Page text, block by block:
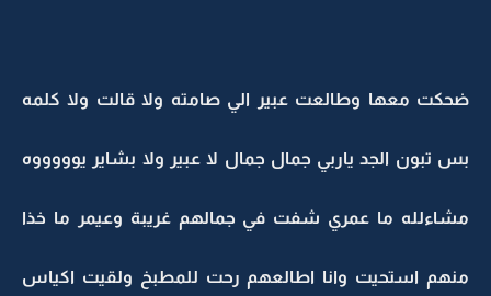
ضحكت معها وطالعت عبير الي صامته ولا قالت ولا كلمه
بس تبون الجد ياربي جمال جمال لا عبير ولا بشاير يوووووه
مشاءلله ما عمري شفت في جمالهم غريبة وعيمر ما خذا
منهم استحيت وانا اطالعهم رحت للمطبخ ولقيت اكياس